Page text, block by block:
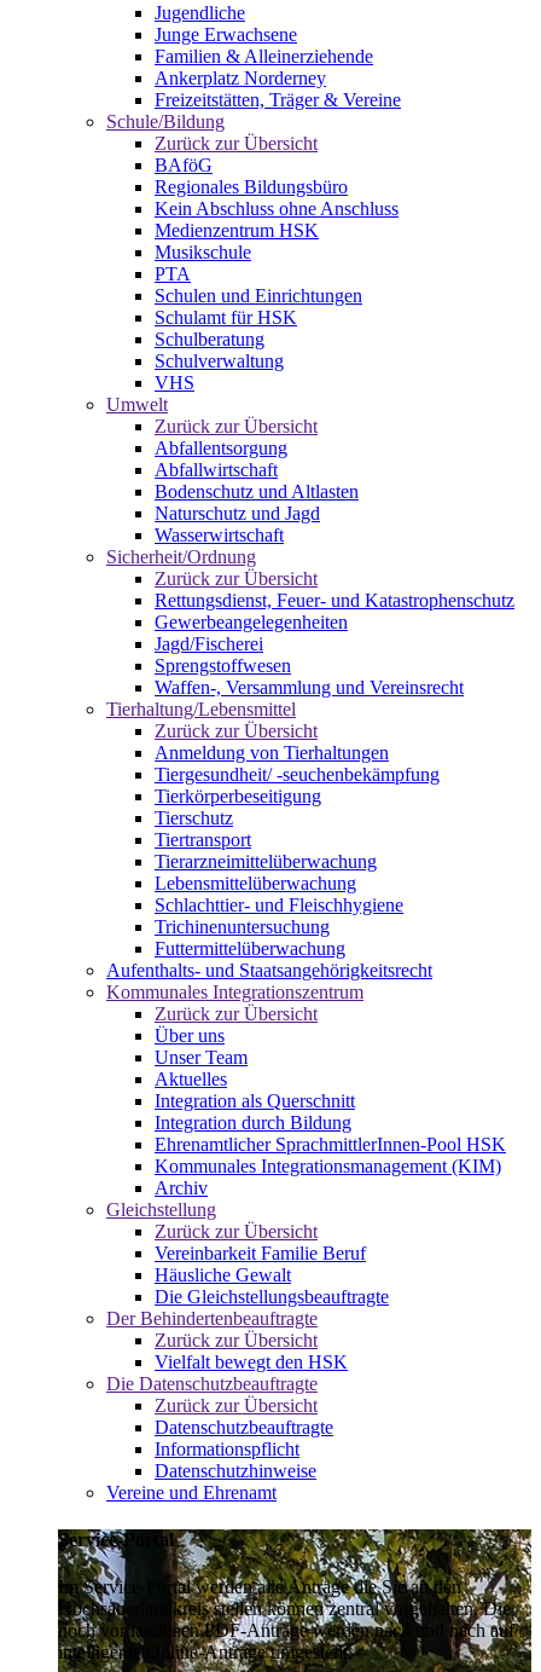
Jugendliche
Junge Erwachsene
Familien & Alleinerziehende
Ankerplatz Norderney
Freizeitstätten, Träger & Vereine
Schule/Bildung
Zurück zur Übersicht
BAföG
Regionales Bildungsbüro
Kein Abschluss ohne Anschluss
Medienzentrum HSK
Musikschule
PTA
Schulen und Einrichtungen
Schulamt für HSK
Schulberatung
Schulverwaltung
VHS
Umwelt
Zurück zur Übersicht
Abfallentsorgung
Abfallwirtschaft
Bodenschutz und Altlasten
Naturschutz und Jagd
Wasserwirtschaft
Sicherheit/Ordnung
Zurück zur Übersicht
Rettungsdienst, Feuer- und Katastrophenschutz
Gewerbeangelegenheiten
Jagd/Fischerei
Sprengstoffwesen
Waffen-, Versammlung und Vereinsrecht
Tierhaltung/Lebensmittel
Zurück zur Übersicht
Anmeldung von Tierhaltungen
Tiergesundheit/ -seuchenbekämpfung
Tierkörperbeseitigung
Tierschutz
Tiertransport
Tierarzneimittelüberwachung
Lebensmittelüberwachung
Schlachttier- und Fleischhygiene
Trichinenuntersuchung
Futtermittelüberwachung
Aufenthalts- und Staatsangehörigkeitsrecht
Kommunales Integrationszentrum
Zurück zur Übersicht
Über uns
Unser Team
Aktuelles
Integration als Querschnitt
Integration durch Bildung
Ehrenamtlicher SprachmittlerInnen-Pool HSK
Kommunales Integrationsmanagement (KIM)
Archiv
Gleichstellung
Zurück zur Übersicht
Vereinbarkeit Familie Beruf
Häusliche Gewalt
Die Gleichstellungsbeauftragte
Der Behindertenbeauftragte
Zurück zur Übersicht
Vielfalt bewegt den HSK
Die Datenschutzbeauftragte
Zurück zur Übersicht
Datenschutzbeauftragte
Informationspflicht
Datenschutzhinweise
Vereine und Ehrenamt
Service-Portal
Im Service-Portal werden alle Anträge die Sie an den
Hochsauerlandkreis stellen können zentral vorgehalten. Die
noch vorhandenen PDF-Anträge werden nach und nach auf
intelligente Online-Anträge umgestellt.